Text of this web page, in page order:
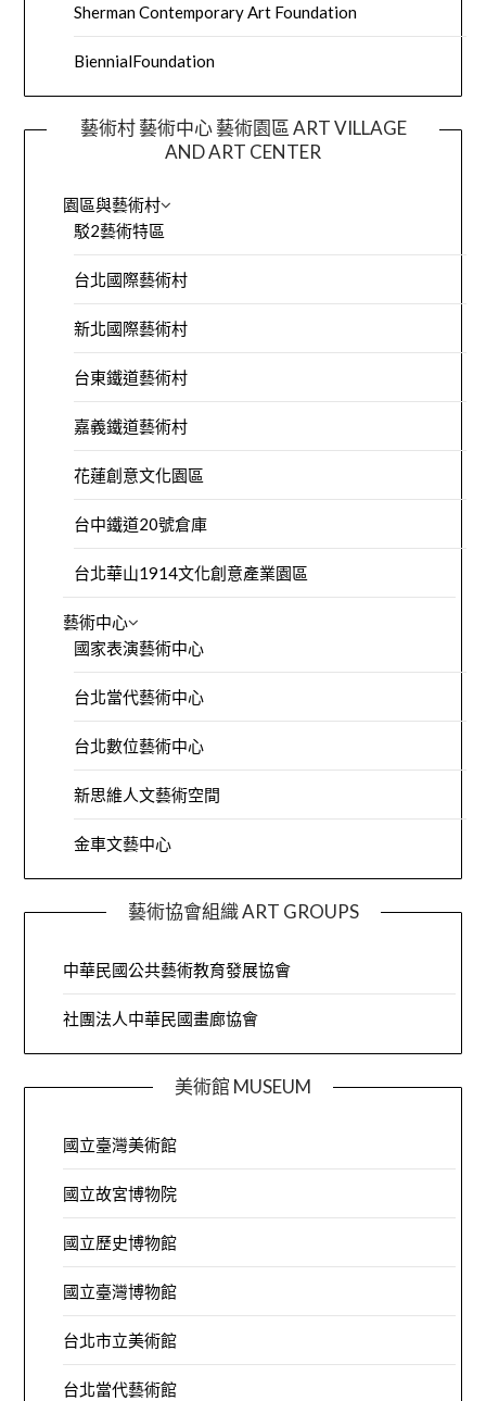
Sherman Contemporary Art Foundation
BiennialFoundation
藝術村 藝術中心 藝術園區 ART VILLAGE
AND ART CENTER
園區與藝術村
駁2藝術特區
台北國際藝術村
新北國際藝術村
台東鐵道藝術村
嘉義鐵道藝術村
花蓮創意文化園區
台中鐵道20號倉庫
台北華山1914文化創意產業園區
藝術中心
國家表演藝術中心
台北當代藝術中心
台北數位藝術中心
新思維人文藝術空間
金車文藝中心
藝術協會組織 ART GROUPS
中華民國公共藝術教育發展協會
社團法人中華民國畫廊協會
美術館 MUSEUM
國立臺灣美術館
國立故宮博物院
國立歷史博物館
國立臺灣博物館
台北市立美術館
台北當代藝術館